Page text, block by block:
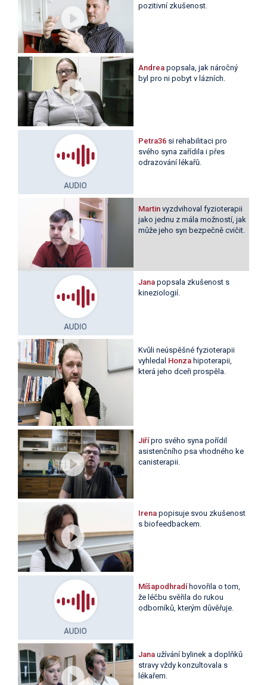
pozitivní zkušenost.
Andrea popsala, jak náročný
byl pro ni pobyt v lázních.
Petra36 si rehabilitaci pro
svého syna zařídila i přes
odrazování lékařů.
Martin vyzdvihoval fyzioterapii
jako jednu z mála možností, jak
může jeho syn bezpečně cvičit.
Jana popsala zkušenost s
kineziologií.
Kvůli neúspěšné fyzioterapii
vyhledal Honzahipoterapii,
která jeho dceři prospěla.
Jiřípro svého syna pořídil
asistenčního psa vhodného ke
canisterapii.
Irena popisuje svou zkušenost
s biofeedbackem.
Míšapodhradíhovořila o tom,
že léčbu svěřila do rukou
odborníků, kterým důvěřuje.
Jana užívání bylinek a doplňků
stravy vždy konzultovala s
lékařem.